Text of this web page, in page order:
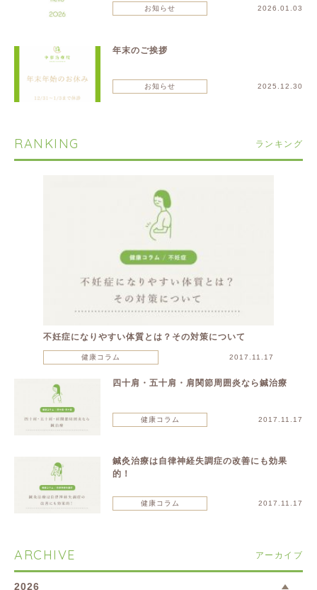
お知らせ 2026.01.03
年末のご挨拶
お知らせ 2025.12.30
RANKING ランキング
不妊症になりやすい体質とは？その対策について
健康コラム 2017.11.17
四十肩・五十肩・肩関節周囲炎なら鍼治療
健康コラム 2017.11.17
鍼灸治療は自律神経失調症の改善にも効果
的！
健康コラム 2017.11.17
ARCHIVE アーカイブ
2026